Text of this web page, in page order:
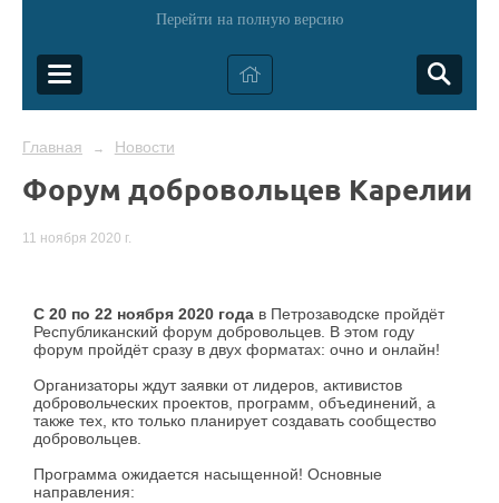
Перейти на полную версию
Главная → Новости
Форум добровольцев Карелии
11 ноября 2020 г.
С 20 по 22 ноября 2020 года в Петрозаводске пройдёт
Республиканский форум добровольцев. В этом году
форум пройдёт сразу в двух форматах: очно и онлайн!
Организаторы ждут заявки от лидеров, активистов
добровольческих проектов, программ, объединений, а
также тех, кто только планирует создавать сообщество
добровольцев.
Программа ожидается насыщенной! Основные
направления: